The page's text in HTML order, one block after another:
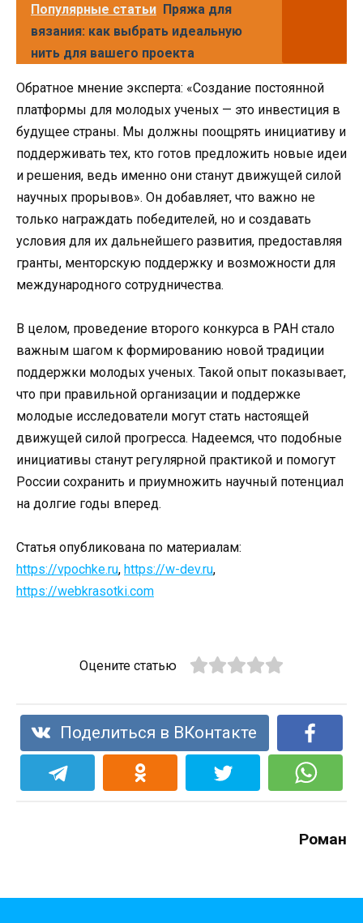
Популярные статьи Пряжа для
вязания: как выбрать идеальную
нить для вашего проекта
Обратное мнение эксперта: «Создание постоянной
платформы для молодых ученых — это инвестиция в
будущее страны. Мы должны поощрять инициативу и
поддерживать тех, кто готов предложить новые идеи
и решения, ведь именно они станут движущей силой
научных прорывов». Он добавляет, что важно не
только награждать победителей, но и создавать
условия для их дальнейшего развития, предоставляя
гранты, менторскую поддержку и возможности для
международного сотрудничества.
В целом, проведение второго конкурса в РАН стало
важным шагом к формированию новой традиции
поддержки молодых ученых. Такой опыт показывает,
что при правильной организации и поддержке
молодые исследователи могут стать настоящей
движущей силой прогресса. Надеемся, что подобные
инициативы станут регулярной практикой и помогут
России сохранить и приумножить научный потенциал
на долгие годы вперед.
Статья опубликована по материалам:
https://vpochke.ru, https://w-dev.ru,
https://webkrasotki.com
Оцените статью
Поделиться в ВКонтакте
Роман